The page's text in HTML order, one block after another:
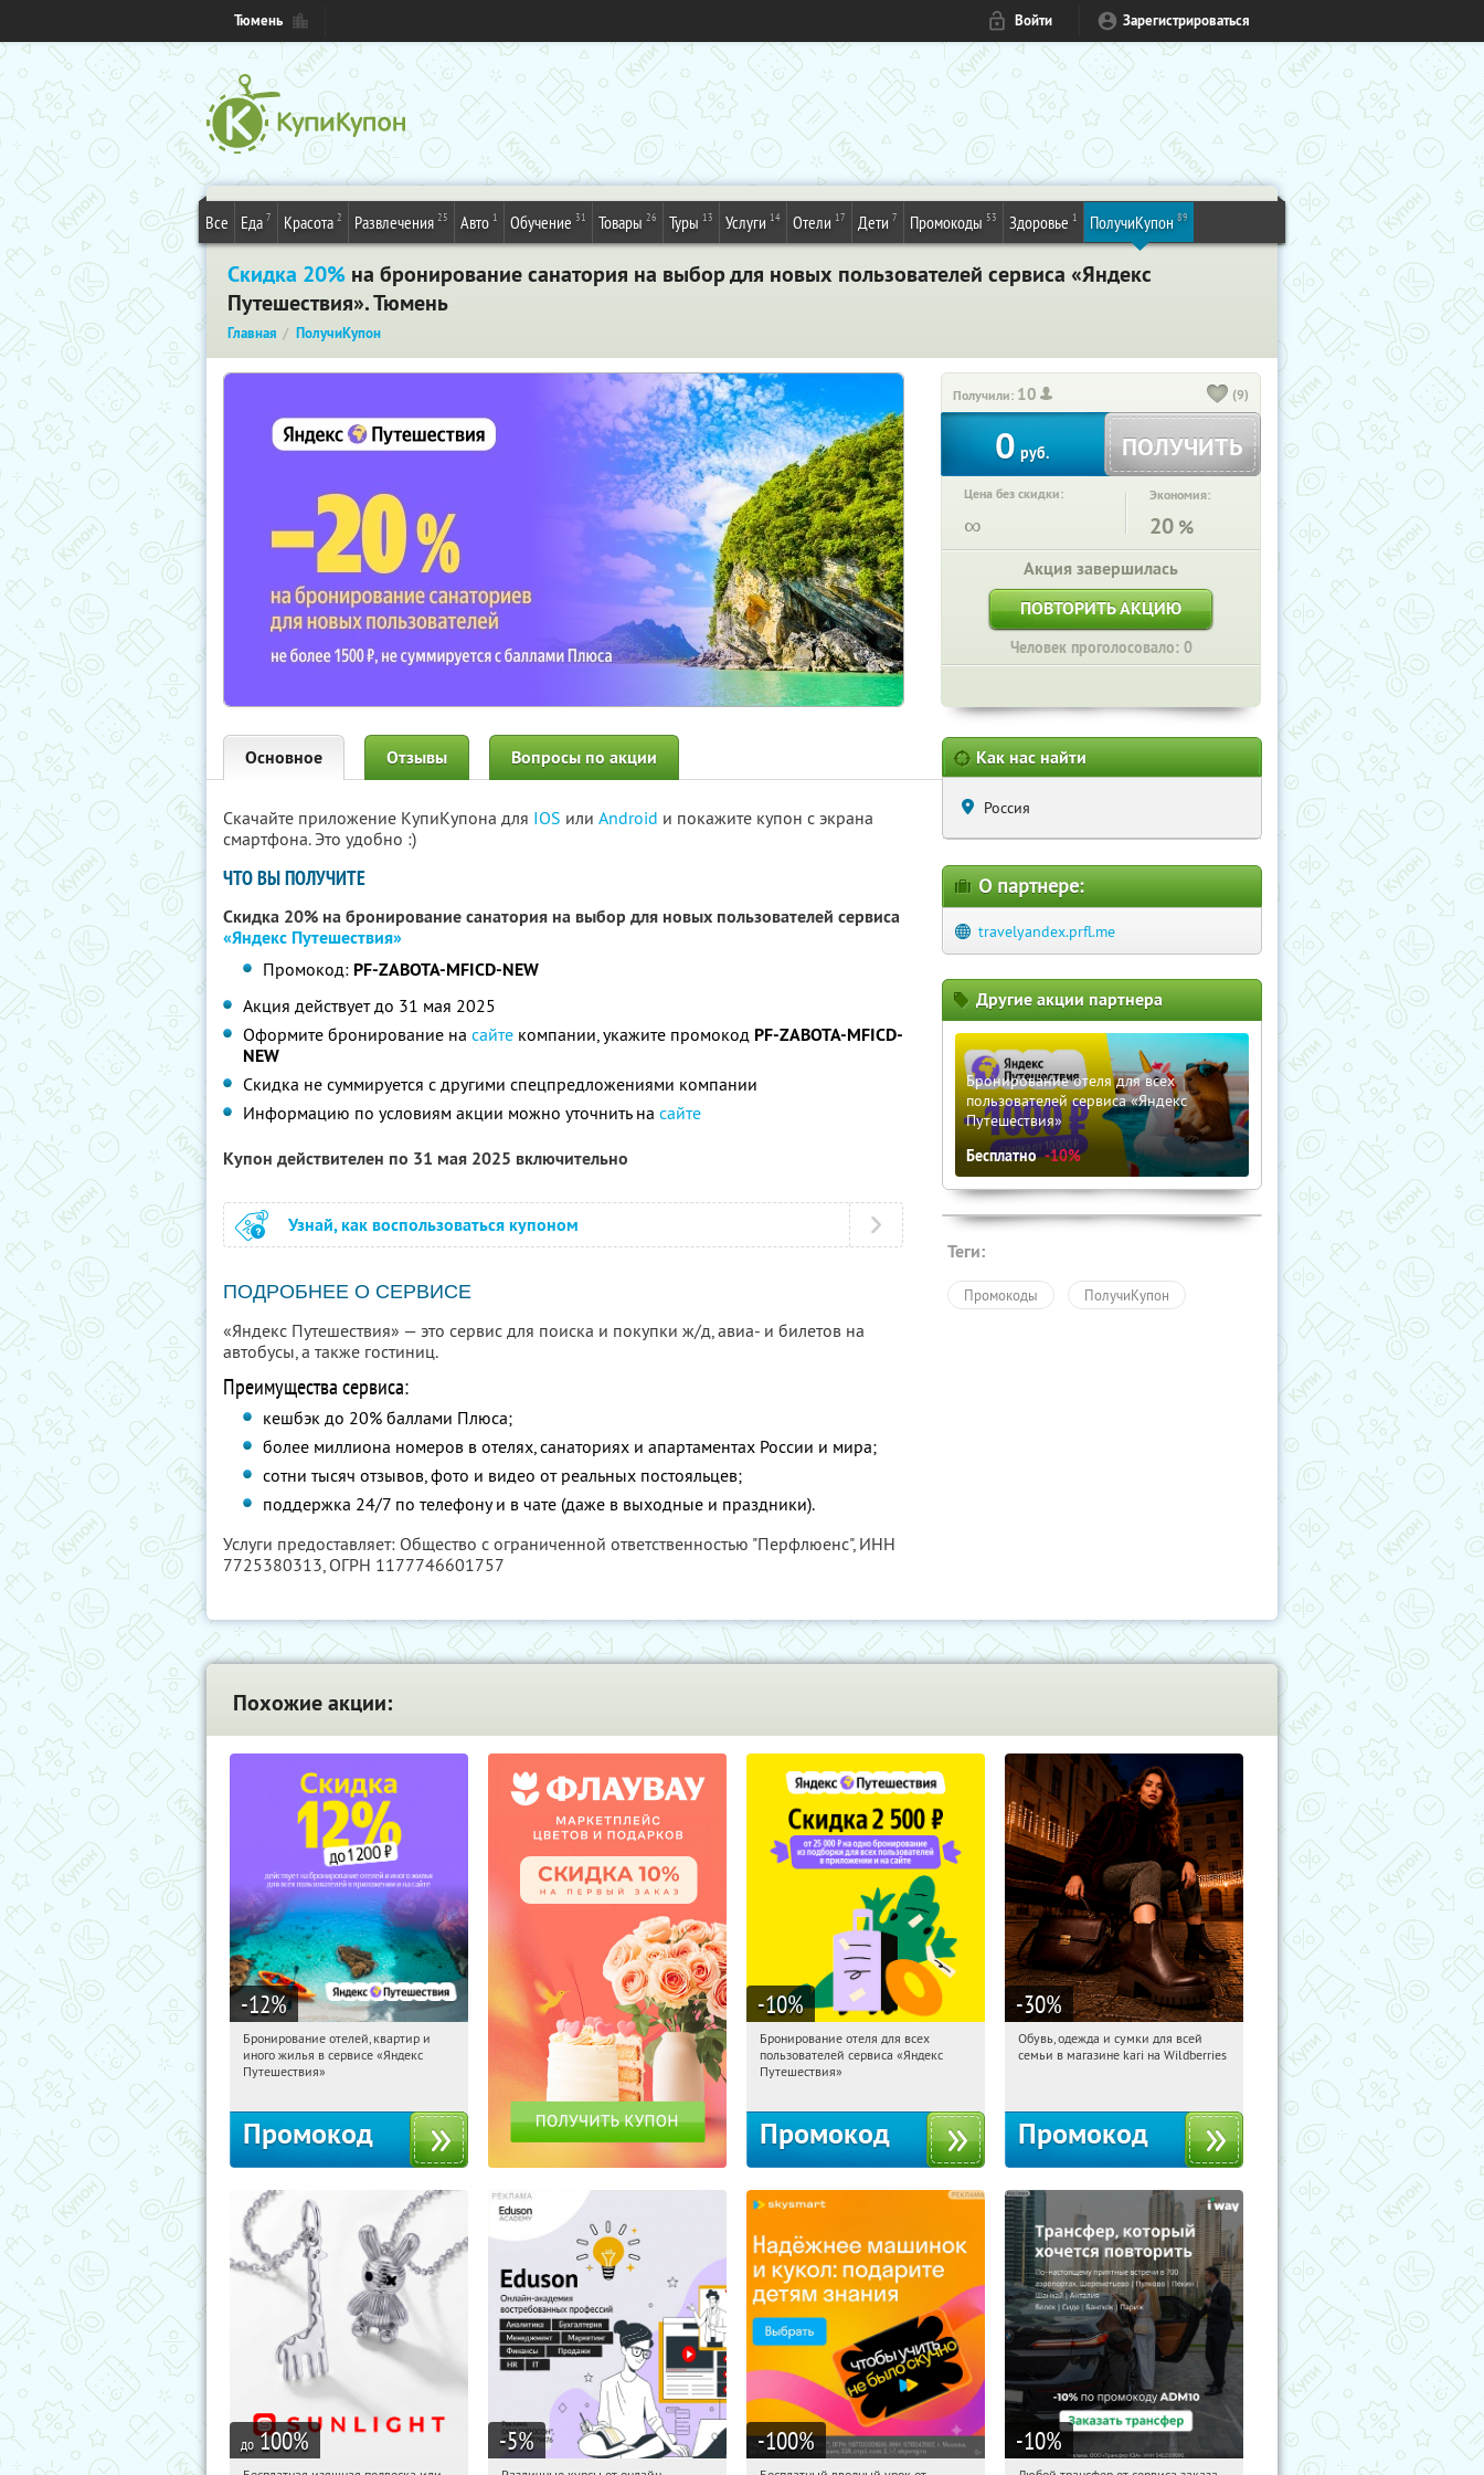
Тюмень Войти Зарегистрироваться
Все Еда 7 Красота 2 Развлечения 25 Авто 1 Обучение 31 Товары 26 Туры 13 Услуги 14 Отели 17 Дети 7 Промокоды 53 Здоровье 1 ПолучиКупон 89
Скидка 20% на бронирование санатория на выбор для новых пользователей сервиса «Яндекс
Путешествия». Тюмень
Главная ПолучиКупон
Получили: 10 (9)
0 руб. ПОЛУЧИТЬ
Цена без скидки:
∞
Экономия:
20 %
Акция завершилась
ПОВТОРИТЬ АКЦИЮ
Человек проголосовало: 0
Основное Отзывы Вопросы по акции
Скачайте приложение КупиКупона для IOS или Android и покажите купон с экрана
смартфона. Это удобно :)
ЧТО ВЫ ПОЛУЧИТЕ
Скидка 20% на бронирование санатория на выбор для новых пользователей сервиса
«Яндекс Путешествия»
Промокод: PF-ZABOTA-MFICD-NEW
Акция действует до 31 мая 2025
Оформите бронирование на сайте компании, укажите промокод PF-ZABOTA-MFICD-
NEW
Скидка не суммируется с другими спецпредложениями компании
Информацию по условиям акции можно уточнить на сайте
Купон действителен по 31 мая 2025 включительно
Узнай, как воспользоваться купоном
ПОДРОБНЕЕ О СЕРВИСЕ
«Яндекс Путешествия» — это сервис для поиска и покупки ж/д, авиа- и билетов на
автобусы, а также гостиниц.
Преимущества сервиса:
кешбэк до 20% баллами Плюса;
более миллиона номеров в отелях, санаториях и апартаментах России и мира;
сотни тысяч отзывов, фото и видео от реальных постояльцев;
поддержка 24/7 по телефону и в чате (даже в выходные и праздники).
Услуги предоставляет: Общество с ограниченной ответственностью "Перфлюенс", ИНН
7725380313, ОГРН 1177746601757
Как нас найти
Россия
О партнере:
travelyandex.prfl.me
Другие акции партнера
Бронирование отеля для всех
пользователей сервиса «Яндекс
Путешествия»
Бесплатно -10%
Теги:
Промокоды ПолучиКупон
Похожие акции:
-12%
14:02:10
Получи первым!
Россия
Бронирование отелей, квартир и
иного жилья в сервисе «Яндекс
Путешествия»
Промокод
-10%
14:02:10
Получи первым!
Россия
Бронирование отеля для всех
пользователей сервиса «Яндекс
Путешествия»
Промокод
-30%
14:02:10 Получили:
Обувь, одежда и сумки для всей
семьи в магазине kari на Wildberries
Промокод
до 100% -5% -100% -10%